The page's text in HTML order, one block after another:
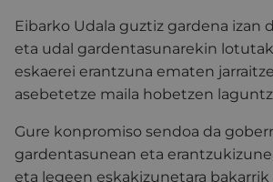
Eibarko Udala guztiz gardena izan
eta udal gardentasunarekin
eskaerei erantzuna ematen
asebetetze maila hobetzen
Gure konpromiso sendoa da
gardentasunean eta
eta legeen eskakizunetara